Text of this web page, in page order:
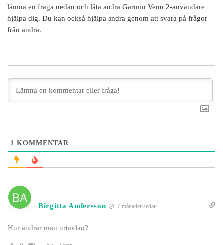
lämna en fråga nedan och låta andra Garmin Venu 2-användare
hjälpa dig. Du kan också hjälpa andra genom att svara på frågor
från andra.
1 KOMMENTAR
Birgitta Andersson 7 månader sedan
Hur ändrar man urtavlan?